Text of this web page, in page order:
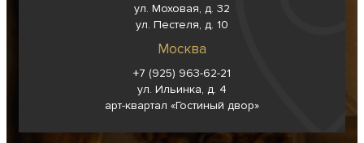
ул. Моховая, д. 32
ул. Пестеля, д. 10
Москва
+7 (925) 963-62-21
ул. Ильинка, д. 4
арт-квартал «Гостиный двор»